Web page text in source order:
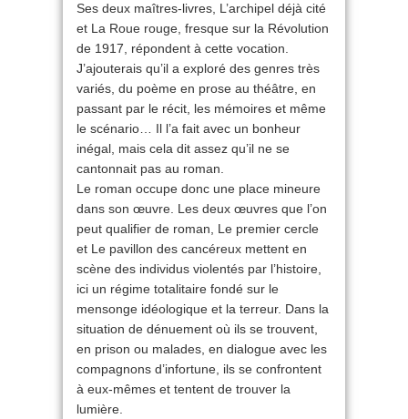
Ses deux maîtres-livres, L’archipel déjà cité
et La Roue rouge, fresque sur la Révolution
de 1917, répondent à cette vocation.
J’ajouterais qu’il a exploré des genres très
variés, du poème en prose au théâtre, en
passant par le récit, les mémoires et même
le scénario… Il l’a fait avec un bonheur
inégal, mais cela dit assez qu’il ne se
cantonnait pas au roman.
Le roman occupe donc une place mineure
dans son œuvre. Les deux œuvres que l’on
peut qualifier de roman, Le premier cercle
et Le pavillon des cancéreux mettent en
scène des individus violentés par l’histoire,
ici un régime totalitaire fondé sur le
mensonge idéologique et la terreur. Dans la
situation de dénuement où ils se trouvent,
en prison ou malades, en dialogue avec les
compagnons d’infortune, ils se confrontent
à eux-mêmes et tentent de trouver la
lumière.